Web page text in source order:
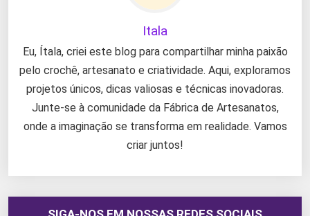
Itala
Eu, Ítala, criei este blog para compartilhar minha paixão
pelo crochê, artesanato e criatividade. Aqui, exploramos
projetos únicos, dicas valiosas e técnicas inovadoras.
Junte-se à comunidade da Fábrica de Artesanatos,
onde a imaginação se transforma em realidade. Vamos
criar juntos!